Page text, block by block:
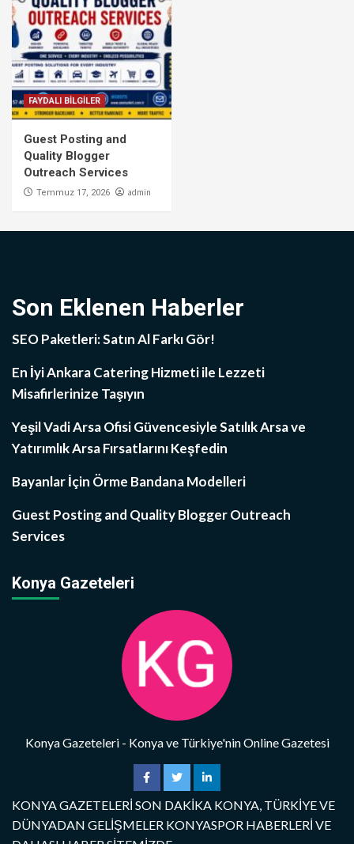
FAYDALI BİLGİLER
Guest Posting and
Quality Blogger
Outreach Services
Temmuz 17, 2026 admin
Son Eklenen Haberler
SEO Paketleri: Satın Al Farkı Gör!
En İyi Ankara Catering Hizmeti ile Lezzeti
Misafirlerinize Taşıyın
Yeşil Vadi Arsa Ofisi Güvencesiyle Satılık Arsa ve
Yatırımlık Arsa Fırsatlarını Keşfedin
Bayanlar İçin Örme Bandana Modelleri
Guest Posting and Quality Blogger Outreach
Services
Konya Gazeteleri
Konya Gazeteleri - Konya ve Türkiye'nin Online Gazetesi
KONYA GAZETELERİ SON DAKİKA KONYA, TÜRKİYE VE
DÜNYADAN GELİŞMELER KONYASPOR HABERLERİ VE